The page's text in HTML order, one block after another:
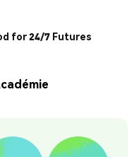
for 24/7 Futures